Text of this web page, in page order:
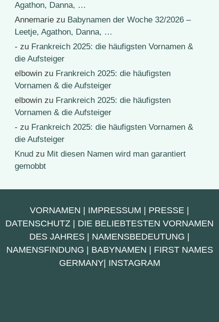
Agathon, Danna, …
Annemarie zu Babynamen der Woche 32/2026 –
Leetje, Agathon, Danna, …
- zu Frankreich 2025: die häufigsten Vornamen &
die Aufsteiger
elbowin zu Frankreich 2025: die häufigsten
Vornamen & die Aufsteiger
elbowin zu Frankreich 2025: die häufigsten
Vornamen & die Aufsteiger
- zu Frankreich 2025: die häufigsten Vornamen &
die Aufsteiger
Knud zu Mit diesen Namen wird man garantiert
gemobbt
VORNAMEN IMPRESSUM PRESSE
DATENSCHUTZ
DIE BELIEBTESTEN VORNAMEN
DES JAHRES
NAMENSBEDEUTUNG
NAMENSFINDUNG
BABYNAMEN
FIRST NAMES
GERMANY| INSTAGRAM